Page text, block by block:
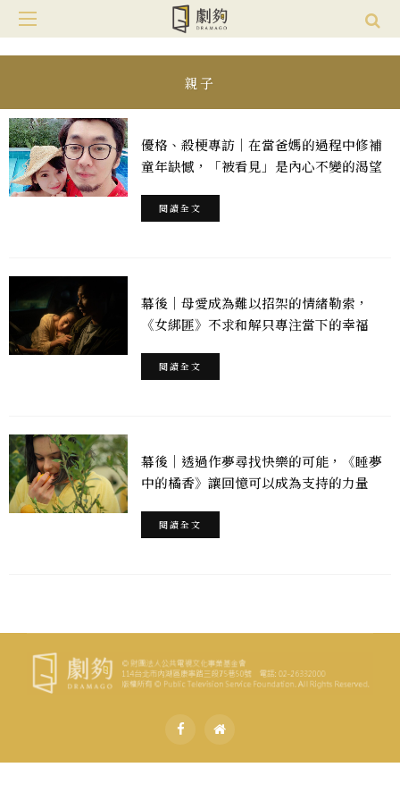
親子
優格、殺梗專訪｜在當爸媽的過程中修補
童年缺憾，「被看見」是內心不變的渴望
閱讀全文
幕後｜母愛成為難以招架的情緒勒索，
《女綁匪》不求和解只專注當下的幸福
閱讀全文
幕後｜透過作夢尋找快樂的可能，《睡夢
中的橘香》讓回憶可以成為支持的力量
閱讀全文